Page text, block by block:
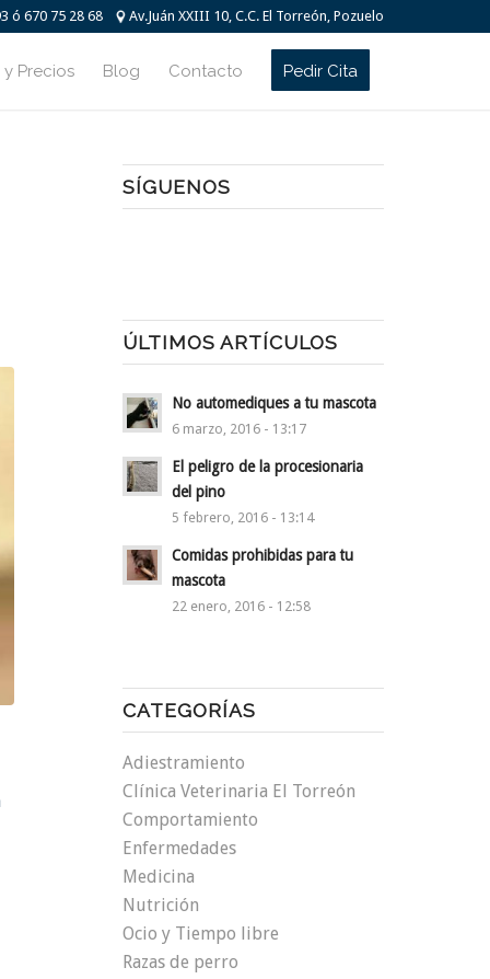
ó 670 75 28 68 Av.Juán XXIII 10, C.C. El Torreón, Pozuelo
y Precios Blog Contacto Pedir Cita
SÍGUENOS
ÚLTIMOS ARTÍCULOS
No automediques a tu mascota
6 marzo, 2016 - 13:17
El peligro de la procesionaria
del pino
5 febrero, 2016 - 13:14
Comidas prohibidas para tu
mascota
22 enero, 2016 - 12:58
CATEGORÍAS
Adiestramiento
Clínica Veterinaria El Torreón
Comportamiento
Enfermedades
Medicina
Nutrición
Ocio y Tiempo libre
Razas de perro